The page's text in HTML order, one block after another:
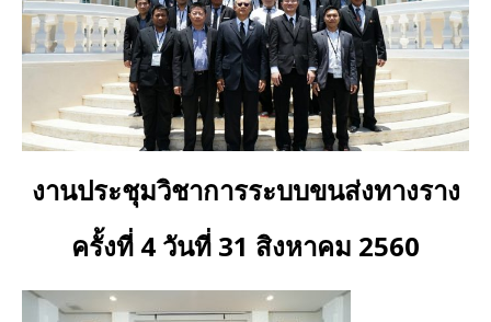
งานประชุมวิชาการระบบขนส่งทางราง
ครั้งที่ 4 วันที่ 31 สิงหาคม 2560